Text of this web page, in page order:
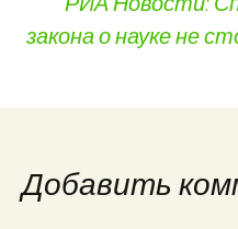
закона о науке не
Добавить